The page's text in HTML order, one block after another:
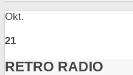
Okt.
21
RETRO RADIO